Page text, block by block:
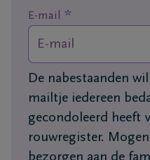
voor je
24u/24
E-mail *
De nabestaanden
mailtje iedereen
gecondoleerd heeft
rouwregister.
bezorgen aan de